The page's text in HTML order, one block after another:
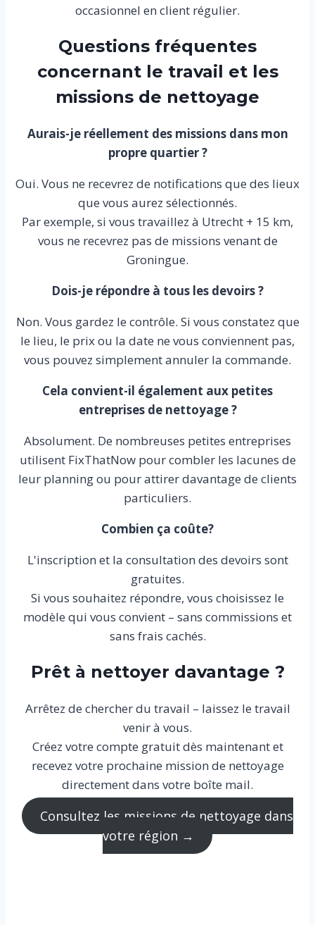
occasionnel en client régulier.
Questions fréquentes
concernant le travail et les
missions de nettoyage
Aurais-je réellement des missions dans mon
propre quartier ?
Oui. Vous ne recevrez de notifications que des lieux
que vous aurez sélectionnés.
Par exemple, si vous travaillez à Utrecht + 15 km,
vous ne recevrez pas de missions venant de
Groningue.
Dois-je répondre à tous les devoirs ?
Non. Vous gardez le contrôle. Si vous constatez que
le lieu, le prix ou la date ne vous conviennent pas,
vous pouvez simplement annuler la commande.
Cela convient-il également aux petites
entreprises de nettoyage ?
Absolument. De nombreuses petites entreprises
utilisent FixThatNow pour combler les lacunes de
leur planning ou pour attirer davantage de clients
particuliers.
Combien ça coûte?
L'inscription et la consultation des devoirs sont
gratuites.
Si vous souhaitez répondre, vous choisissez le
modèle qui vous convient – sans commissions et
sans frais cachés.
Prêt à nettoyer davantage ?
Arrêtez de chercher du travail – laissez le travail
venir à vous.
Créez votre compte gratuit dès maintenant et
recevez votre prochaine mission de nettoyage
directement dans votre boîte mail.
Consultez les missions de nettoyage dans
votre région →